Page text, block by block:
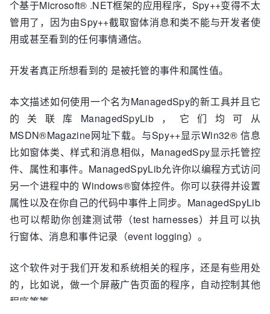
个基于Microsoft® .NET框架的应用程序，Spy++变得不太
管用了，因为由Spy++截取窗体消息和类不能与开发者使
用或甚至看到的任何事情通信。
开发者真正所想看到的 是被托管的事件和属性值。
本文描述如何使用一个名为ManagedSpy的新工具并且它
的关联库ManagedSpyLib，它们均可从
MSDN®Magazine网址下载。与Spy++显示Win32® 信息
比如窗体类、样式和消息相似，ManagedSpy显示托管控
件、属性和事件。ManagedSpyLib允许你以编程方式访问
另一个进程中的 Windows®窗体控件。你可以获得并设置
属性以及在你自己的代码中事件上同步。ManagedSpyLib
也可以帮助你创建测试带（test harnesses）并且可以执
行窗体、消息和事件记录（event logging）。
这个软件对于我们开发和系统相关的程序，还是有些用处
的，比如说，做一个屏蔽广告页面的程序，自动控制其他
程序等等。